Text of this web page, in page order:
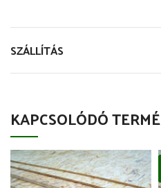
SZÁLLÍTÁS
KAPCSOLÓDÓ